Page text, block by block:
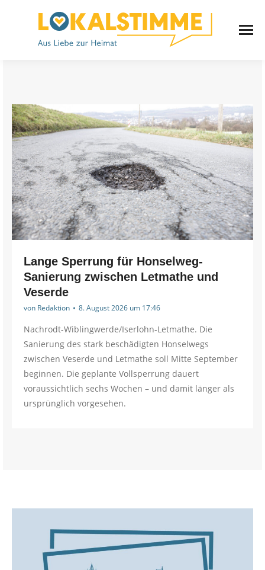
Lange Sperrung für Honselweg-
Sanierung zwischen Letmathe und
Veserde
von Redaktion 8. August 2026 um 17:46
Nachrodt-Wiblingwerde/Iserlohn-Letmathe. Die
Sanierung des stark beschädigten Honselwegs
zwischen Veserde und Letmathe soll Mitte September
beginnen. Die geplante Vollsperrung dauert
voraussichtlich sechs Wochen – und damit länger als
ursprünglich vorgesehen.